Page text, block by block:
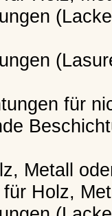
für
Metall
Holz,